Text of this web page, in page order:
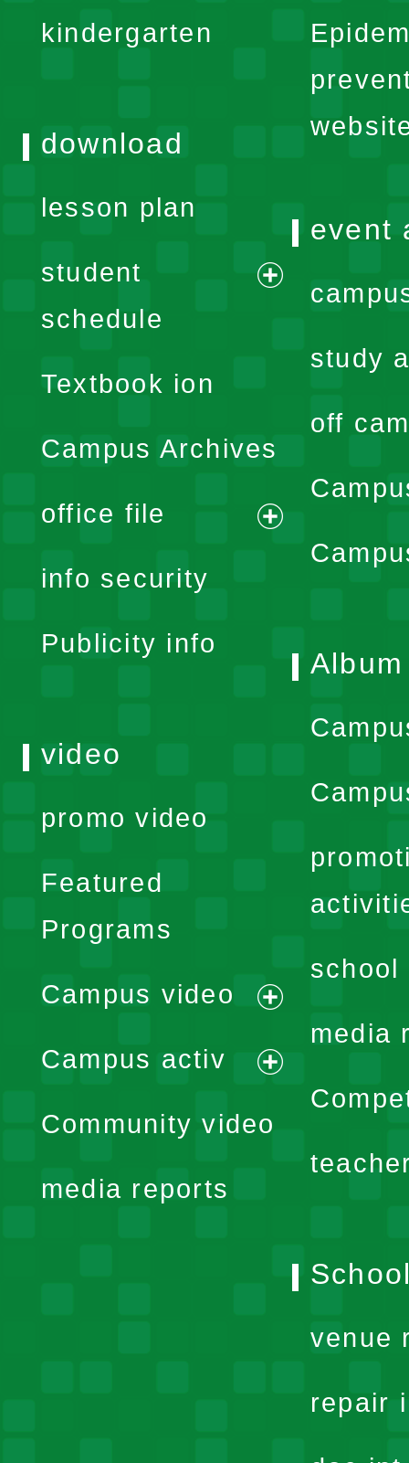
kindergarten
download
lesson plan
student
schedule
expand
menu
Textbook ion
Campus Archives
office file
expand
info security
Publicity info
event
study
off
Album
school
media
video
promo video
Featured
Programs
Campus video
expand
menu
Campus activ
expand
Community video
media reports
venue
repair